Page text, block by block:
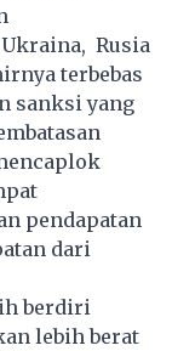
Rusia
terbebas
sanksi yang
pendapatan
dari
berdiri
lebih berat